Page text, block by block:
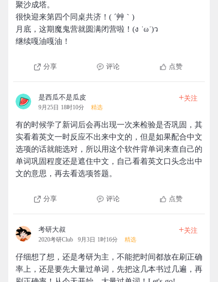
聚沙成塔。
很快迎来第四个同桌共济！( ´艸｀)
月底，这期魔鬼营就圆满闭营啦！(ง ˙ω˙)ว
继续嘎油嘎油！
分享 评论 点赞
是西瓜不是瓜皮
9月25日 18时10分 精选
+关注
有的时候学了新词后会再出现一次来检验是否巩固，其
实看着英文一时反应不出来中文的，但是如果配合中文
选项的话就能选对，所以用这个软件背单词来查自己的
单词巩固程度还是遮住中文，自己看着英文口头念出中
文的意思，再去看选项答题。
分享 评论 点赞
考研大叔
2020考研Club 9月3日 1时16分 精选
+关注
仔细想了想，还是考研为主，不能把时间都放在刷正确
率上，还是要先大量过单词，先把这几本书过几遍，再